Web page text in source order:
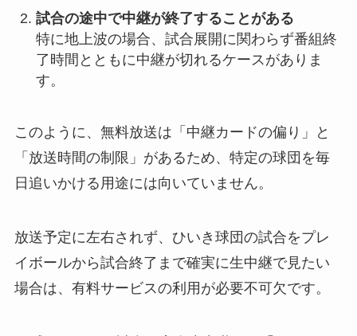
試合の途中で中継が終了することがある
特に地上波の場合、試合展開に関わらず番組終
了時間とともに中継が切れるケースがありま
す。
このように、無料放送は「中継カードの偏り」と
「放送時間の制限」があるため、特定の球団を毎
日追いかける用途には向いていません。
放送予定に左右されず、ひいき球団の試合をプレ
イボールから試合終了まで確実に生中継で見たい
場合は、有料サービスの利用が必要不可欠です。